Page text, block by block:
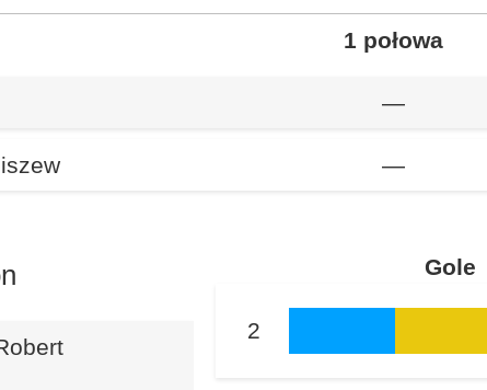
1 połowa
—
—
Gole
2